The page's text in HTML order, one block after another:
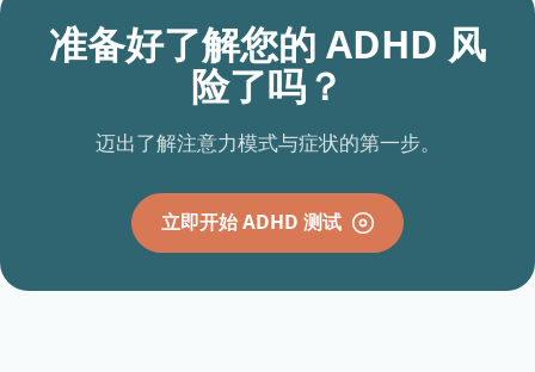
准备好了解您的 ADHD 风
险了吗？
迈出了解注意力模式与症状的第一步。
立即开始 ADHD 测试